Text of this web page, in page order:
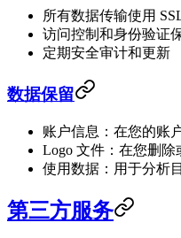
所有数据传输使用
访问控制和身份验证
定期安全审计和更新
数据保留
账户信息：在您的账
Logo 文件：在您删除
使用数据：用于分析
第三方服务